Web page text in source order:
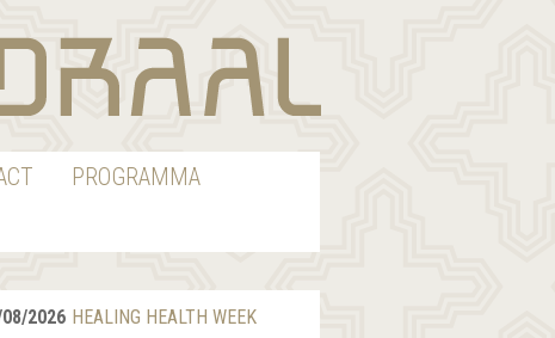
PROGRAMMA
2026 HEALING HEALTH WEEK